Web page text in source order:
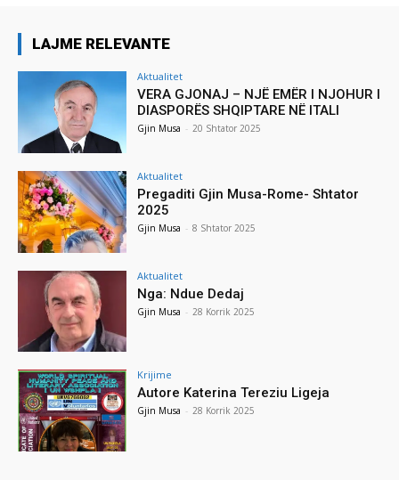
LAJME RELEVANTE
Aktualitet
VERA GJONAJ – NJË EMËR I NJOHUR I
DIASPORËS SHQIPTARE NË ITALI
Gjin Musa - 20 Shtator 2025
Aktualitet
Pregaditi Gjin Musa-Rome- Shtator
2025
Gjin Musa - 8 Shtator 2025
Aktualitet
Nga: Ndue Dedaj
Gjin Musa - 28 Korrik 2025
Krijime
Autore Katerina Tereziu Ligeja
Gjin Musa - 28 Korrik 2025